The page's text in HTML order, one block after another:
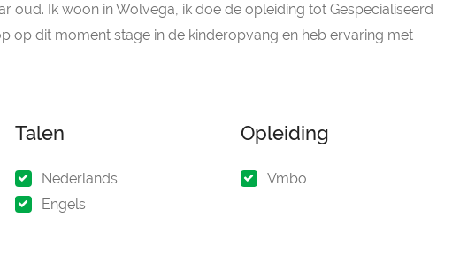
oud. Ik woon in Wolvega, ik doe de opleiding tot Gespecialiseerd
op dit moment stage in de kinderopvang en heb ervaring met
Talen
Nederlands
Engels
Opleiding
Vmbo